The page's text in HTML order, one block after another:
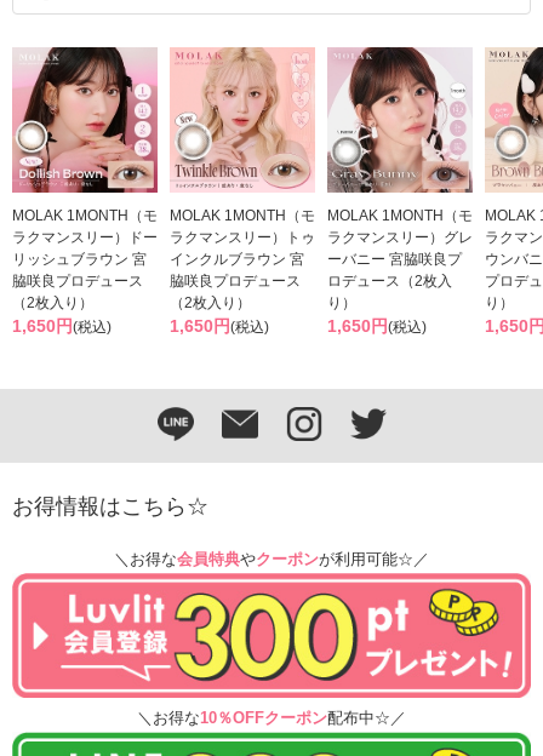
MOLAK 1MONTH（モ
ラクマンスリー）ドー
リッシュブラウン 宮
脇咲良プロデュース
（2枚入り）
1,650円(税込)
MOLAK 1MONTH（モ
ラクマンスリー）トゥ
インクルブラウン 宮
脇咲良プロデュース
（2枚入り）
1,650円(税込)
MOLAK 1MONTH（モ
ラクマンスリー）グレ
ーバニー 宮脇咲良プ
ロデュース（2枚入
り）
1,650円(税込)
MOLAK
ラクマ
ウンバ
プロデ
り）
1,650
お得情報はこちら☆
＼お得な会員特典やクーポンが利用可能☆／
＼お得な10％OFFクーポン配布中☆／